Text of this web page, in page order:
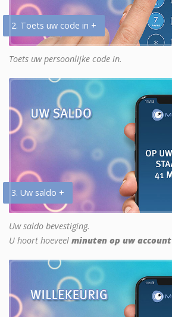
2. Toets uw code in +
Toets uw persoonlijke code in.
3. Uw saldo +
Uw saldo bevestiging.
U hoort hoeveel minuten op uw account